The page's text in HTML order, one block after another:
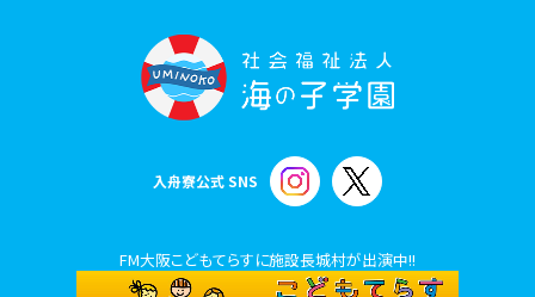
入舟寮公式 SNS
FM大阪こどもてらすに施設長城村が出演中!!